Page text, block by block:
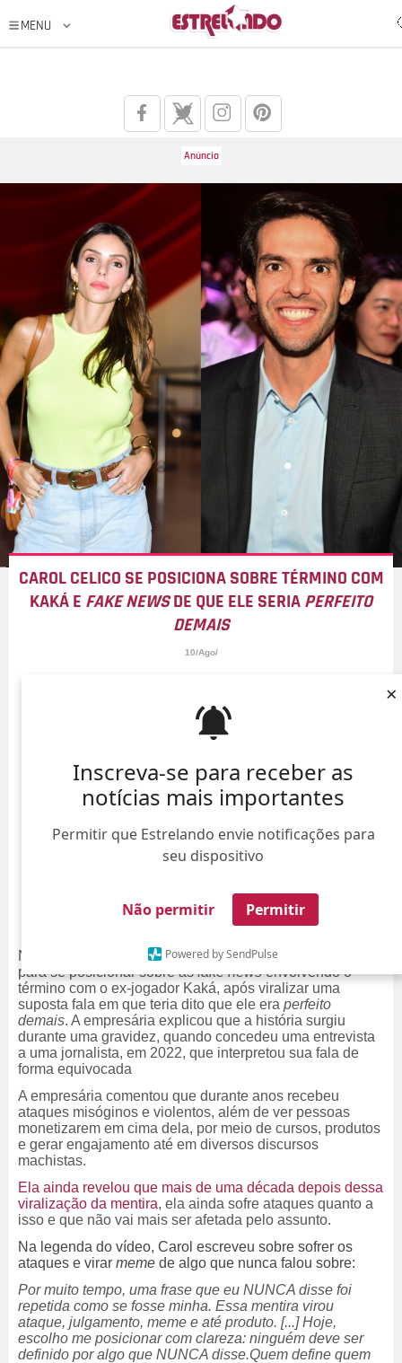
Inscreva-se para receber as
notícias mais importantes
Permitir que Estrelando envie notificações para
seu dispositivo
Não permitir Permitir
Powered by SendPulse
×
CAROL CELICO SE POSICIONA SOBRE TÉRMINO COM
KAKÁ E FAKE NEWSDE QUE ELE SERIAPERFEITO
DEMAIS
10/Ago/
Nesta quinta-feira, dia 28, Carol Celico veio a público
para se posicionar sobre asfake newsenvolvendo o
término com o ex-jogador Kaká, após viralizar uma
suposta fala em que teria dito que ele era perfeito
demais. A empresária explicou que a história surgiu
durante uma gravidez, quando concedeu uma entrevista
a uma jornalista, em 2022, que interpretou sua fala de
forma equivocada
A empresária comentou que durante anos recebeu
ataques misóginos e violentos, além de ver pessoas
monetizarem em cima dela, por meio de cursos, produtos
e gerar engajamento até em diversos discursos
machistas.
Ela ainda revelou que mais de uma década depois dessa
viralização da mentira, ela ainda sofre ataques quanto a
isso e que não vai mais ser afetada pelo assunto.
Na legenda do vídeo, Carol escreveu sobre sofrer os
ataques e virar meme de algo que nunca falou sobre:
Por muito tempo, uma frase que eu NUNCA disse foi
repetida como se fosse minha. Essa mentira virou
ataque, julgamento, meme e até produto. [...] Hoje,
escolho me posicionar com clareza: ninguém deve ser
definido por algo que NUNCA disse.Quem define quem